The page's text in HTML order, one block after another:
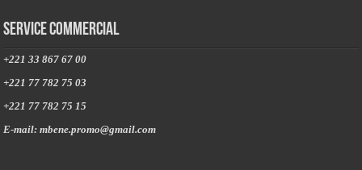
Service commercial
+221 33 867 67 00
+221 77 782 75 03
+221 77 782 75 15
E-mail: mbene.promo@gmail.com